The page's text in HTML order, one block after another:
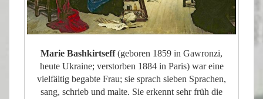
Marie Bashkirtseff(geboren 1859 in Gawronzi,
heute Ukraine; verstorben 1884 in Paris) war eine
vielfältig begabte Frau; sie sprach sieben Sprachen,
sang, schrieb und malte. Sie erkennt sehr früh die